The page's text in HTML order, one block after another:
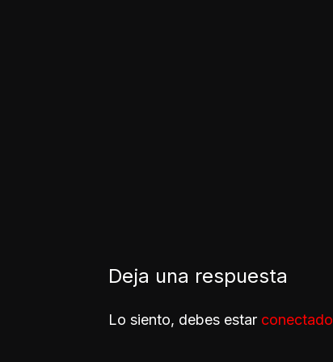
Deja una respuesta
Lo siento, debes estar conectado